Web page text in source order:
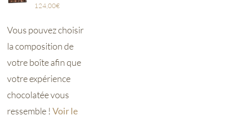
124,00€
Vous pouvez choisir
la composition de
votre boîte afin que
votre expérience
chocolatée vous
ressemble !Voir le